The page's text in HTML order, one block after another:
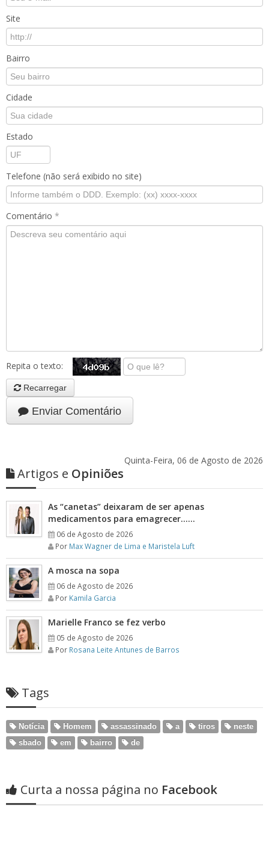
Site
Bairro
Cidade
Estado
Telefone (não será exibido no site)
Comentário *
Repita o texto:
Recarregar
Enviar Comentário
Quinta-Feira, 06 de Agosto de 2026
Artigos e Opiniões
As “canetas” deixaram de ser apenas
medicamentos para emagrecer……
06 de Agosto de 2026
Por Max Wagner de Lima e Maristela Luft
A mosca na sopa
06 de Agosto de 2026
Por Kamila Garcia
Marielle Franco se fez verbo
05 de Agosto de 2026
Por Rosana Leite Antunes de Barros
Tags
Notícia Homem assassinado a tiros
neste
sbado
em bairro de
Curta a nossa página no Facebook